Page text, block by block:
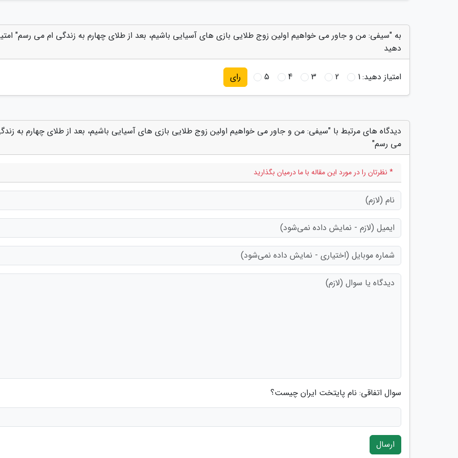
به "سیفی: من و جاور می خواهیم اولین زوج طلایی بازی های آسیایی باشیم، بعد از طلای چهارم به زندگی ام می رسم"
دهید
امتیاز دهید:1
2
3
4
5 رای
دیدگاه های مرتبط با "سیفی: من و جاور می خواهیم اولین زوج طلایی بازی های آسیایی باشیم، بعد از طلای چهارم به
می رسم"
* نظرتان را در مورد این مقاله با ما درمیان بگذارید
سوال اتفاقی: نام پایتخت ایران چیست؟
ارسال